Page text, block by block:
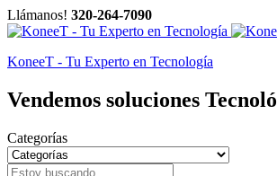
Llámanos! 320-264-7090
KoneeT - Tu Experto en Tecnología
Vendemos soluciones
Categorías